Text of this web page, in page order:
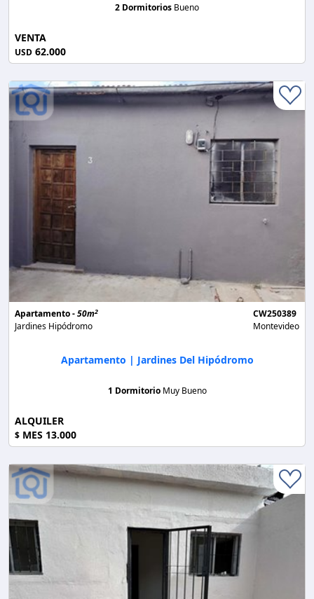
2 Dormitorios Bueno
VENTA
USD 62.000
Apartamento -50m2
Jardines Hipódromo
CW250389
Montevideo
Apartamento | Jardines Del Hipódromo
1 Dormitorio Muy Bueno
ALQUILER
$ MES 13.000